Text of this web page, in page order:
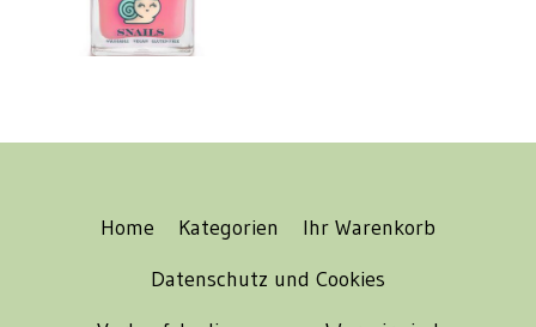
Home Kategorien
Ihr Warenkorb
Datenschutz und Cookies